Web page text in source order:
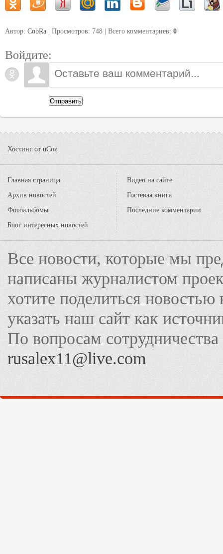
Автор: CobRa | Просмотров: 748 | Всего комментариев: 0
Войдите:
Отправить
Хостинг от uCoz
Главная страница
Архив новостей
Фотоальбомы
Блог интересных новостей
Видео на сайте
Гостевая книга
Последние комментарии
Все новости, которые мы
написаны журналистом
хотите поделиться
указать наш сайт как
По вопросам
rusalex11@live.com